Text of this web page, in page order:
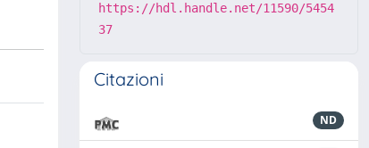
https://hdl.handle.net/11590/5454
37
Citazioni
ND